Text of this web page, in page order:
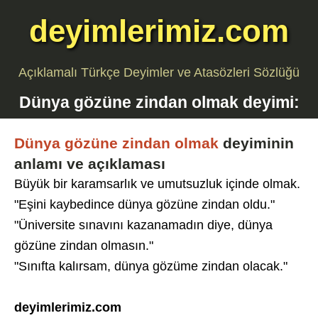
deyimlerimiz.com
Açıklamalı Türkçe Deyimler ve Atasözleri Sözlüğü
Dünya gözüne zindan olmakdeyimi:
Dünya gözüne zindan olmak deyiminin
anlamı ve açıklaması
Büyük bir karamsarlık ve umutsuzluk içinde olmak.
"Eşini kaybedince dünya gözüne zindan oldu."
"Üniversite sınavını kazanamadın diye, dünya
gözüne zindan olmasın."
"Sınıfta kalırsam, dünya gözüme zindan olacak."
deyimlerimiz.com